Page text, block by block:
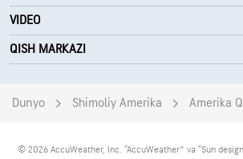
VIDEO
QISH MARKAZI
Dunyo Shimoliy Amerika Amerika
© 2026 AccuWeather, Inc. “AccuWeather” va “Sun